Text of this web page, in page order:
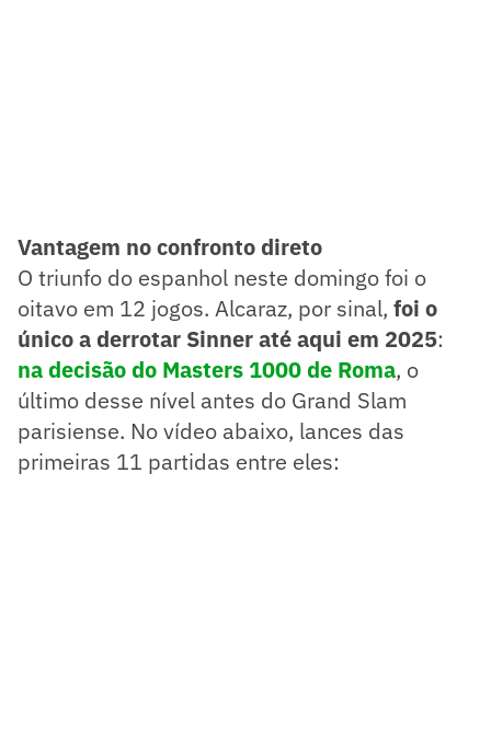
Vantagem no confronto direto
O triunfo do espanhol neste domingo foi o
oitavo em 12 jogos. Alcaraz, por sinal, foi o
único a derrotar Sinner até aqui em 2025:
na decisão do Masters 1000 de Roma, o
último desse nível antes do Grand Slam
parisiense. No vídeo abaixo, lances das
primeiras 11 partidas entre eles: